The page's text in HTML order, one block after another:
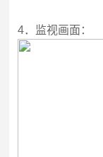
4．监视画面：